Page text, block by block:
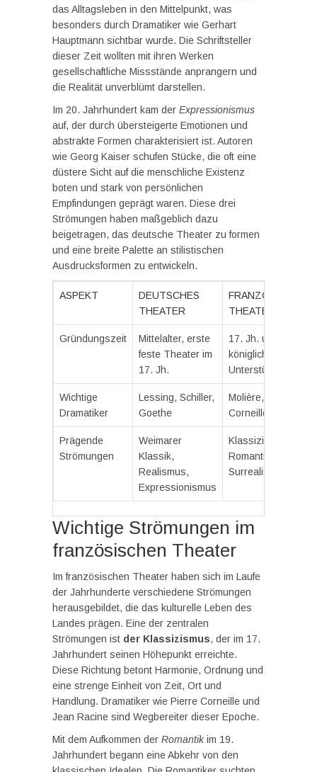
das Alltagsleben in den Mittelpunkt, was
besonders durch Dramatiker wie Gerhart
Hauptmann sichtbar wurde. Die Schriftsteller
dieser Zeit wollten mit ihren Werken
gesellschaftliche Missstände anprangern und
die Realität unverblümt darstellen.
Im 20. Jahrhundert kam der Expressionismus
auf, der durch übersteigerte Emotionen und
abstrakte Formen charakterisiert ist. Autoren
wie Georg Kaiser schufen Stücke, die oft eine
düstere Sicht auf die menschliche Existenz
boten und stark von persönlichen
Empfindungen geprägt waren. Diese drei
Strömungen haben maßgeblich dazu
beigetragen, das deutsche Theater zu formen
und eine breite Palette an stilistischen
Ausdrucksformen zu entwickeln.
ASPEKT
DEUTSCHES
THEATER
FRANZÖSISCHES
THEATER
Gründungszeit
Mittelalter, erste
feste Theater im
17. Jh.
17. Jh. unter
königlicher
Unterstützung
Wichtige
Dramatiker
Lessing, Schiller,
Goethe
Molière, Racine,
Corneille
Prägende
Strömungen
Weimarer
Klassik,
Realismus,
Expressionismus
Klassizismus,
Romantik,
Surrealismus
Wichtige Strömungen im
französischen Theater
Im französischen Theater haben sich im Laufe
der Jahrhunderte verschiedene Strömungen
herausgebildet, die das kulturelle Leben des
Landes prägen. Eine der zentralen
Strömungen ist der Klassizismus, der im 17.
Jahrhundert seinen Höhepunkt erreichte.
Diese Richtung betont Harmonie, Ordnung und
eine strenge Einheit von Zeit, Ort und
Handlung. Dramatiker wie Pierre Corneille und
Jean Racine sind Wegbereiter dieser Epoche.
Mit dem Aufkommen der Romantikim 19.
Jahrhundert begann eine Abkehr von den